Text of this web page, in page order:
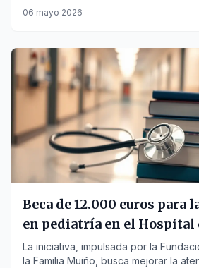
abordar el consumo y las adicciones.
06 mayo 2026
Beca de 12.000 euros para
en pediatría en el Hospital
La iniciativa, impulsada por la
la Familia Muiño, busca mejorar la